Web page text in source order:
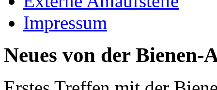
Impressum
Neues von der Bienen-